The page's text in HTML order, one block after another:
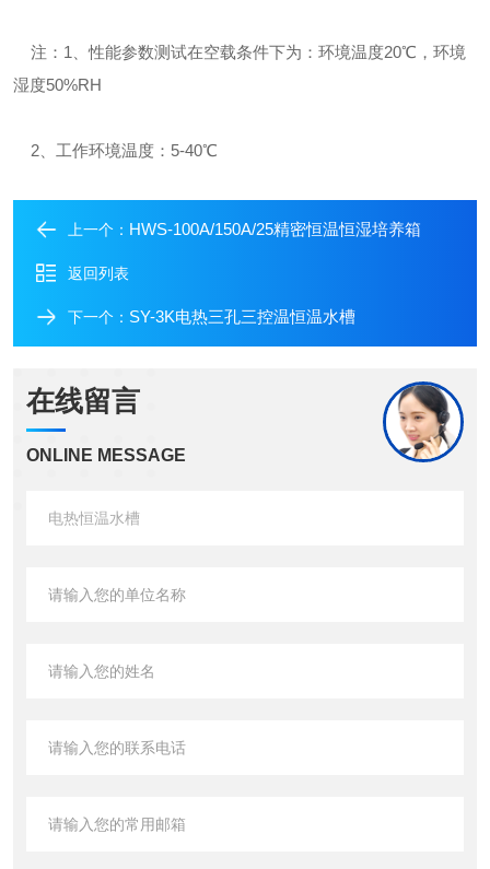
注：1、性能参数测试在空载条件下为：环境温度20℃，环境
湿度50%RH
2、工作环境温度：5-40℃
上一个： HWS-100A/150A/25精密恒温恒湿培养箱
返回列表
下一个： SY-3K电热三孔三控温恒温水槽
在线留言
ONLINE MESSAGE